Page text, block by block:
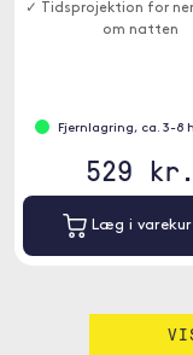
✓ Tidsprojektion for
om natten
Fjernlagring, ca. 3-8
529 kr.
Læg i